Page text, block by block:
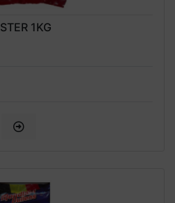
1KG